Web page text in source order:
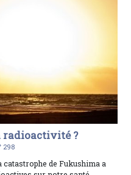
radioactivité ?
298
de Fukushima a